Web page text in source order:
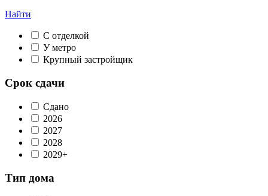
Найти
С отделкой
У метро
Крупный застройщик
Срок сдачи
Сдано
2026
2027
2028
2029+
Тип дома